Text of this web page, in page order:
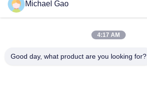
Michael Gao
4:17 AM
Good day, what product are you looking for?